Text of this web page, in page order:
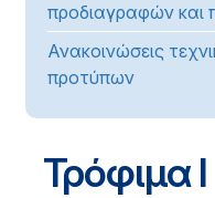
προδιαγραφών και
Ανακοινώσεις
προτύπων
Τρόφιμα I